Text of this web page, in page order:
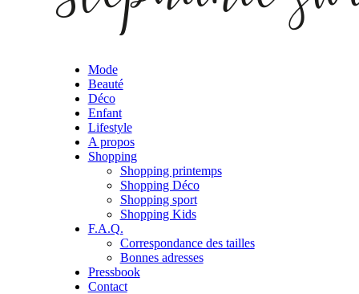
Mode
Beauté
Déco
Enfant
Lifestyle
A propos
Shopping
Shopping printemps
Shopping Déco
Shopping sport
Shopping Kids
F.A.Q.
Correspondance des tailles
Bonnes adresses
Pressbook
Contact